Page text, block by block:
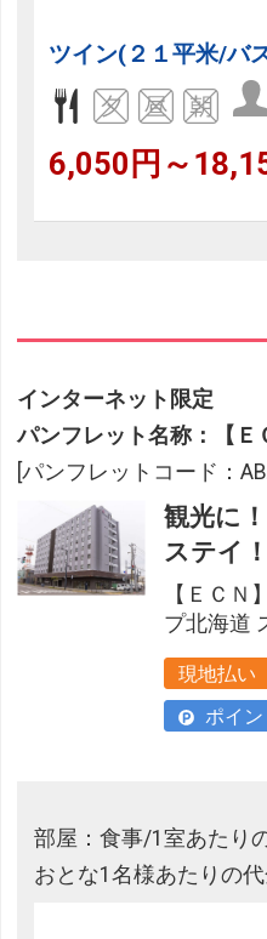
ツイン(２１平米/バ
6,050円～
インターネット限定
パンフレット名称：【Ｅ
[パンフレットコード：
観光に
ステイ！
【ＥＣＮ
プ北海道
現地払い
ポイ
部屋：食事/1室あたり
おとな1名様あたりの